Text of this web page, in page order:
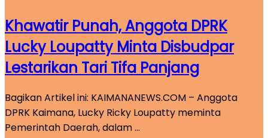
Khawatir Punah, Anggota DPRK
Lucky Loupatty Minta Disbudpar
Lestarikan Tari Tifa Panjang
Bagikan Artikel ini: KAIMANANEWS.COM – Anggota
DPRK Kaimana, Lucky Ricky Loupatty meminta
Pemerintah Daerah, dalam …